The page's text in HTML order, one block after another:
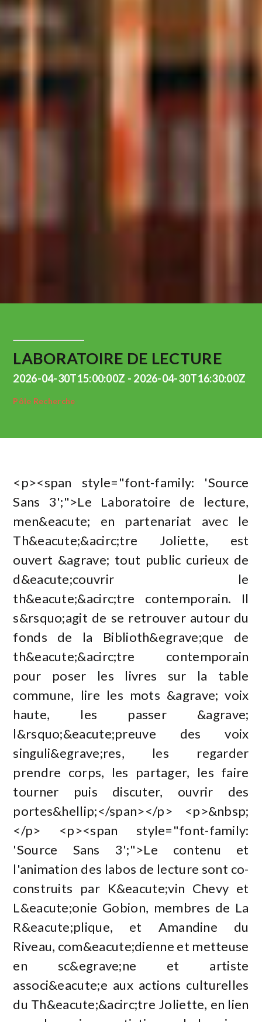
LABORATOIRE DE LECTURE
2026-04-30T15:00:00Z - 2026-04-30T16:30:00Z
Pôle Recherche
<p><span style="font-family: 'Source
Sans 3';">Le Laboratoire de lecture,
men&eacute; en partenariat avec le
Th&eacute;&acirc;tre Joliette, est
ouvert &agrave; tout public curieux de
d&eacute;couvrir le
th&eacute;&acirc;tre contemporain. Il
s&rsquo;agit de se retrouver autour du
fonds de la Biblioth&egrave;que de
th&eacute;&acirc;tre contemporain
pour poser les livres sur la table
commune, lire les mots &agrave; voix
haute, les passer &agrave;
l&rsquo;&eacute;preuve des voix
singuli&egrave;res, les regarder
prendre corps, les partager, les faire
tourner puis discuter, ouvrir des
portes&hellip;</span></p> <p>&nbsp;
</p> <p><span style="font-family:
'Source Sans 3';">Le contenu et
l'animation des labos de lecture sont co-
construits par K&eacute;vin Chevy et
L&eacute;onie Gobion, membres de La
R&eacute;plique, et Amandine du
Riveau, com&eacute;dienne et metteuse
en sc&egrave;ne et artiste
associ&eacute;e aux actions culturelles
du Th&eacute;&acirc;tre Joliette, en lien